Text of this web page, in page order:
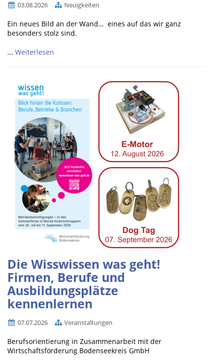
03.08.2026 Neuigkeiten
Ein neues Bild an der Wand… eines auf das wir ganz
besonders stolz sind.
... Weiterlesen
Die Wisswissen was geht!
Firmen, Berufe und
Ausbildungsplätze
kennenlernen
07.07.2026 Veranstaltungen
Berufsorientierung in Zusammenarbeit mit der
Wirtschaftsförderung Bodenseekreis GmbH